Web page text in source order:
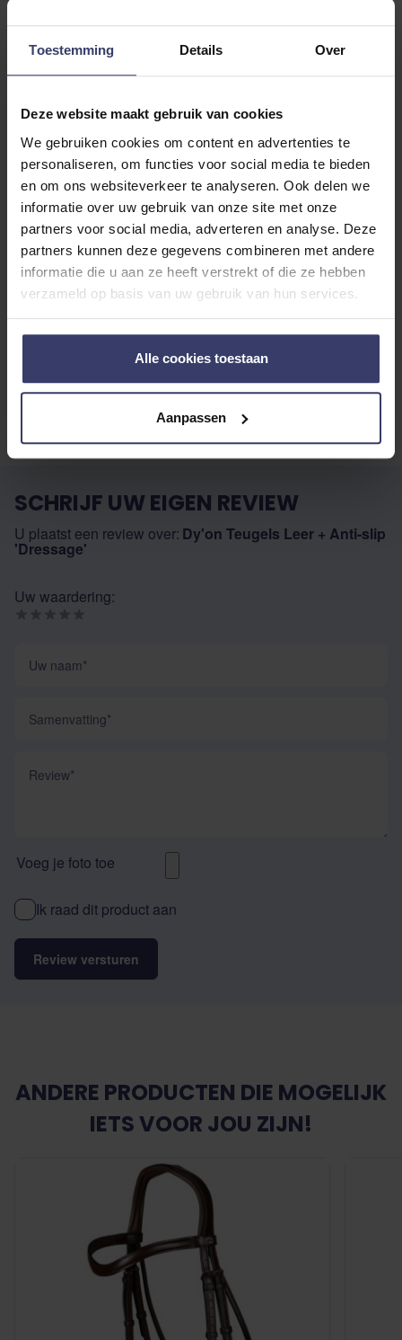
Toestemming Details Over
Deze website maakt gebruik van cookies
We gebruiken cookies om content en advertenties te
personaliseren, om functies voor social media te bieden
en om ons websiteverkeer te analyseren. Ook delen we
informatie over uw gebruik van onze site met onze
partners voor social media, adverteren en analyse. Deze
partners kunnen deze gegevens combineren met andere
informatie die u aan ze heeft verstrekt of die ze hebben
verzameld op basis van uw gebruik van hun services.
Alle cookies toestaan
Aanpassen
0 0 reviews
More info
Schrijf een review Share your thoughts
with other customers
Top customer reviews
SCHRIJF UW EIGEN REVIEW
U plaatst een review over: Dy'on Teugels Leer + Anti-slip
'Dressage'
Uw waardering:
Voeg je foto toe
Ik raad dit product aan
Review versturen
ANDERE PRODUCTEN DIE MOGELIJK
IETS VOOR JOU ZIJN!